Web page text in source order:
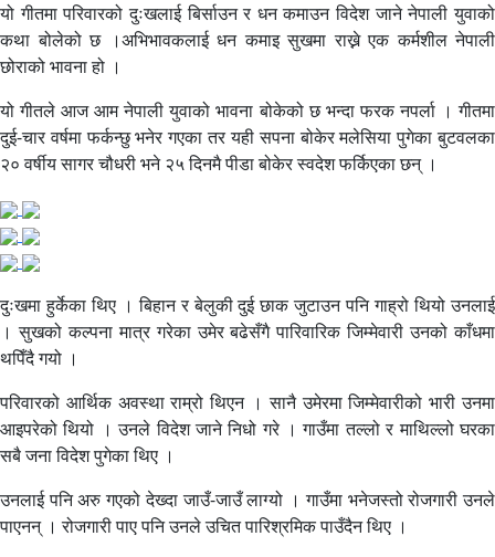
यो गीतमा परिवारको दुःखलाई बिर्साउन र धन कमाउन विदेश जाने नेपाली युवाको
कथा बोलेको छ ।अभिभावकलाई धन कमाइ सुखमा राख्ने एक कर्मशील नेपाली
छोराको भावना हो ।
यो गीतले आज आम नेपाली युवाको भावना बोकेको छ भन्दा फरक नपर्ला । गीतमा
दुई-चार वर्षमा फर्कन्छु भनेर गएका तर यही सपना बोकेर मलेसिया पुगेका बुटवलका
२० वर्षीय सागर चौधरी भने २५ दिनमै पीडा बोकेर स्वदेश फर्किएका छन् ।
दुःखमा हुर्केका थिए । बिहान र बेलुकी दुई छाक जुटाउन पनि गाह्रो थियो उनलाई
। सुखको कल्पना मात्र गरेका उमेर बढेसँगै पारिवारिक जिम्मेवारी उनको काँधमा
थपिँदै गयो ।
परिवारको आर्थिक अवस्था राम्रो थिएन । सानै उमेरमा जिम्मेवारीको भारी उनमा
आइपरेको थियो । उनले विदेश जाने निधो गरे । गाउँमा तल्लो र माथिल्लो घरका
सबै जना विदेश पुगेका थिए ।
उनलाई पनि अरु गएको देख्दा जाउँ-जाउँ लाग्यो । गाउँमा भनेजस्तो रोजगारी उनले
पाएनन् । रोजगारी पाए पनि उनले उचित पारिश्रमिक पाउँदैन थिए ।